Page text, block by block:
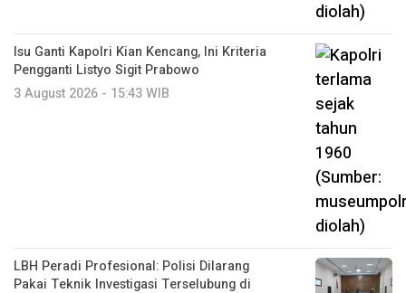
Isu Ganti Kapolri Kian Kencang, Ini Kriteria
Pengganti Listyo Sigit Prabowo
3 August 2026 - 15:43 WIB
LBH Peradi Profesional: Polisi Dilarang
Pakai Teknik Investigasi Terselubung di